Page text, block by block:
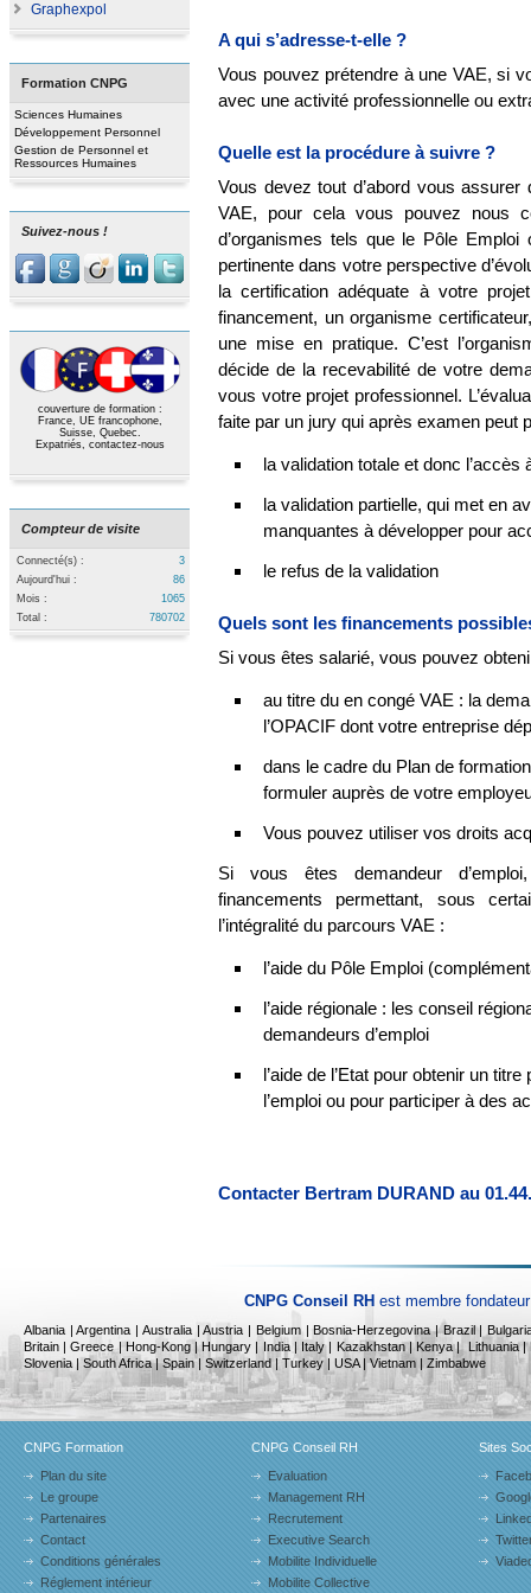
Graphexpol
Formation CNPG
Sciences Humaines
Développement Personnel
Gestion de Personnel et
Ressources Humaines
Suivez-nous !
couverture de formation :
France, UE francophone,
Suisse, Quebec.
Expatriés, contactez-nous
Compteur de visite
Connecté(s) :
3
Aujourd'hui :
86
Mois :
1065
Total :
780702
A qui s’adresse-t-elle ?
Vous pouvez prétendre à une VAE, si
avec une activité professionnelle ou
Quelle est la procédure à suivre ?
Vous devez tout d’abord vous
VAE, pour cela vous pouvez nous
d’organismes tels que le Pôle
pertinente dans votre perspective
la certification adéquate à votre
financement, un organisme
une mise en pratique. C’est
décide de la recevabilité de votre
vous votre projet professionnel.
faite par un jury qui après examen peut
la validation totale et donc l’accès
la validation partielle, qui met en
manquantes à développer pour
le refus de la validation
Quels sont les financements
Si vous êtes salarié, vous pouvez
au titre du en congé VAE : la
l’OPACIF dont votre entreprise
dans le cadre du Plan de
formuler auprès de votre
Vous pouvez utiliser vos droits
Si vous êtes demandeur
financements permettant, sous
l’intégralité du parcours VAE :
l’aide du Pôle Emploi
l’aide régionale : les conseil
demandeurs d’emploi
l’aide de l’Etat pour obtenir un
l’emploi ou pour participer à des
Contacter Bertram DURAND au
CNPG Conseil RH est membre
Albania | Argentina | Australia | Austria | Belgium | Bosnia-Herzegovina | Brazil |
Britain | Greece | Hong-Kong | Hungary | India | Italy | Kazakhstan |Kenya |Lithuania |
Slovenia | South Africa | Spain | Switzerland | Turkey | USA | Vietnam | Zimbabwe
CNPG Formation
Plan du site
Le groupe
Partenaires
Contact
Conditions générales
Réglement intérieur
CNPG Conseil RH
Evaluation
Management RH
Recrutement
Executive Search
Mobilite Individuelle
Mobilite Collective
Sites